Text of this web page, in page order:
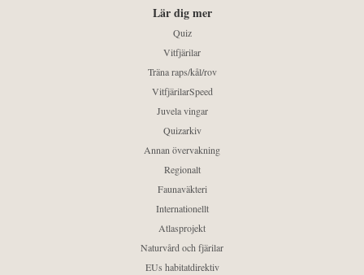
Lär dig mer
Quiz
Vitfjärilar
Träna raps/kål/rov
VitfjärilarSpeed
Juvela vingar
Quizarkiv
Annan övervakning
Regionalt
Faunaväkteri
Internationellt
Atlasprojekt
Naturvård och fjärilar
EUs habitatdirektiv